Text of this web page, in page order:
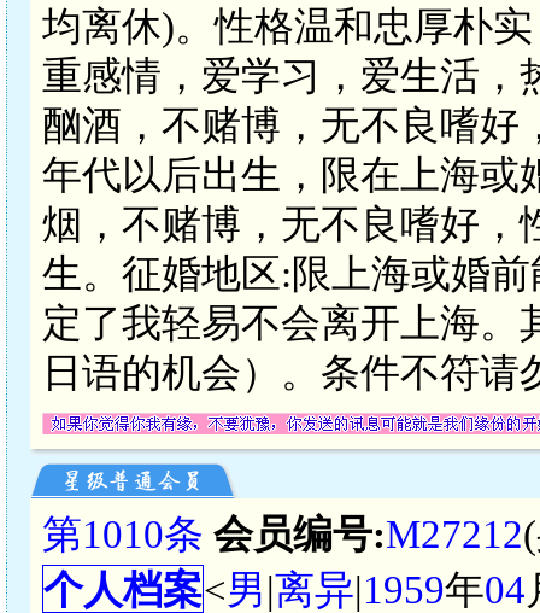
均离休)。性格温和忠厚朴
重感情，爱学习，爱生活，
酗酒，不赌博，无不良嗜好
年代以后出生，限在上海或
烟，不赌博，无不良嗜好，
生。征婚地区:限上海或婚
定了我轻易不会离开上海
日语的机会）。条件不符请
第1010条 会员编号:M27212
个人档案<男|离异|1959年04